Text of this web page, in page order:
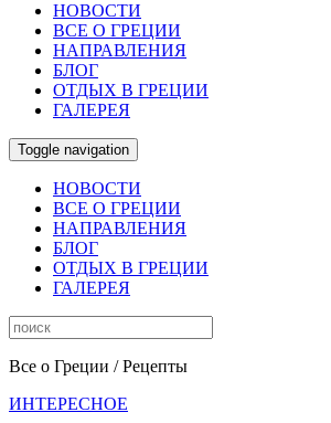
НОВОСТИ
ВСЕ О ГРЕЦИИ
НАПРАВЛЕНИЯ
БЛОГ
ОТДЫХ В ГРЕЦИИ
ГАЛЕРЕЯ
Toggle navigation
НОВОСТИ
ВСЕ О ГРЕЦИИ
НАПРАВЛЕНИЯ
БЛОГ
ОТДЫХ В ГРЕЦИИ
ГАЛЕРЕЯ
Все о Греции / Рецепты
ИНТЕРЕСНОЕ